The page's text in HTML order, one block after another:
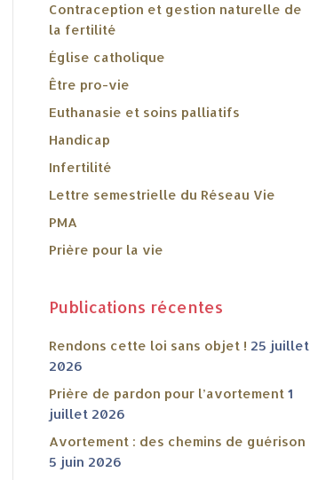
Contraception et gestion naturelle de
la fertilité
Église catholique
Être pro-vie
Euthanasie et soins palliatifs
Handicap
Infertilité
Lettre semestrielle du Réseau Vie
PMA
Prière pour la vie
Publications récentes
Rendons cette loi sans objet ! 25 juillet
2026
Prière de pardon pour l’avortement 1
juillet 2026
Avortement : des chemins de guérison
5 juin 2026